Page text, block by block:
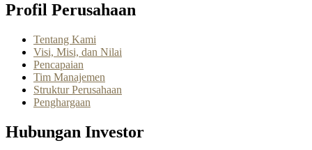
Profil Perusahaan
Tentang Kami
Visi, Misi, dan Nilai
Pencapaian
Tim Manajemen
Struktur Perusahaan
Penghargaan
Hubungan Investor